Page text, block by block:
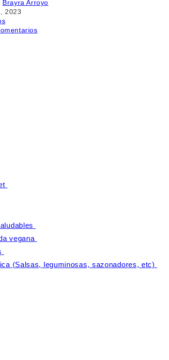
Brayra Arroyo
2023
vegana
(Salsas, leguminosas, sazonadores, etc)